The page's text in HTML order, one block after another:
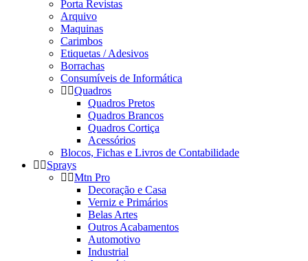
Porta Revistas
Arquivo
Maquinas
Carimbos
Etiquetas / Adesivos
Borrachas
Consumíveis de Informática
Quadros
Quadros Pretos
Quadros Brancos
Quadros Cortiça
Acessórios
Blocos, Fichas e Livros de Contabilidade
Sprays
Mtn Pro
Decoração e Casa
Verniz e Primários
Belas Artes
Outros Acabamentos
Automotivo
Industrial